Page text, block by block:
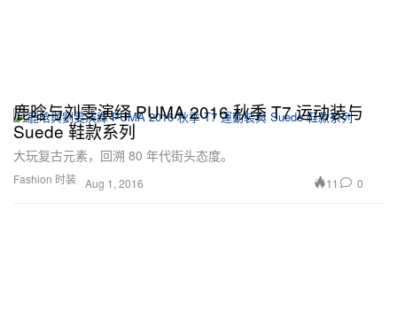
Fashion 时装
鹿晗与刘雯演绎 PUMA 2016 秋季 T7 运动装与
Suede 鞋款系列
大玩复古元素，回溯 80 年代街头态度。
Aug 1, 2016 11 0